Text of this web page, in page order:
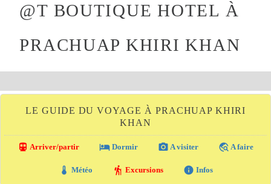
@T BOUTIQUE HOTEL À
PRACHUAP KHIRI KHAN
LE GUIDE DU VOYAGE À PRACHUAP KHIRI
KHAN
directions_transit Arriver/partir local_hotel Dormir photo_camera A visiter travel_explore A faire
thermostat Météo hiking Excursions info Infos